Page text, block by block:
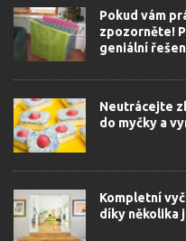
Pokud vám
zpozorněte!
geniální
Neutrácejte
do myčky a
Kompletní
díky několika